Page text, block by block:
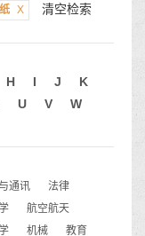
X 清空检索
H I J
K
U V
W
通讯
法律
航空航天
机械
教育